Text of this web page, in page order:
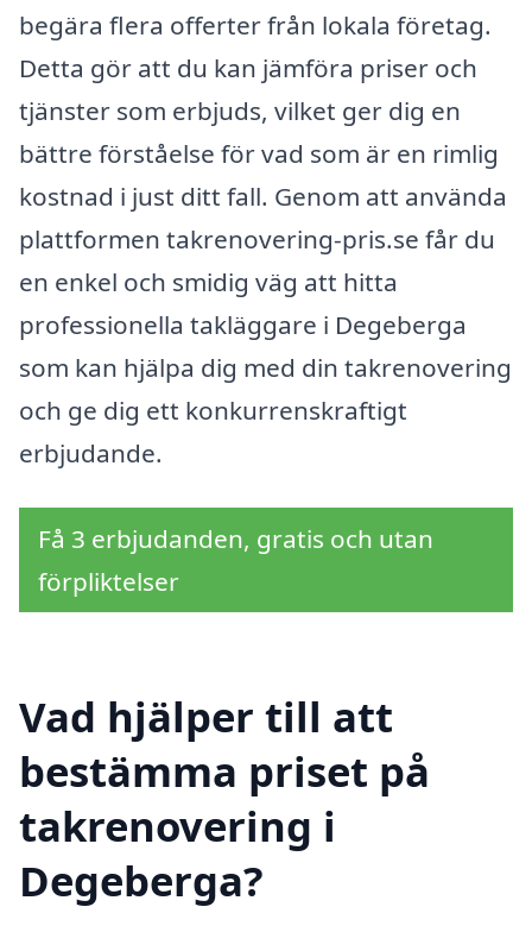
begära flera offerter från lokala företag.
Detta gör att du kan jämföra priser och
tjänster som erbjuds, vilket ger dig en
bättre förståelse för vad som är en rimlig
kostnad i just ditt fall. Genom att använda
plattformen takrenovering-pris.se får du
en enkel och smidig väg att hitta
professionella takläggare i Degeberga
som kan hjälpa dig med din takrenovering
och ge dig ett konkurrenskraftigt
erbjudande.
Få 3 erbjudanden, gratis och utan
förpliktelser
Vad hjälper till att
bestämma priset på
takrenovering i
Degeberga?